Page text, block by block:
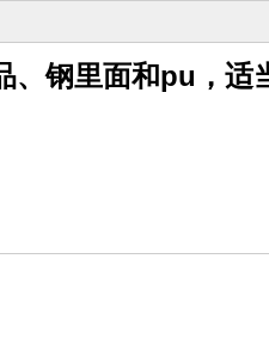
钢里面和pu，适